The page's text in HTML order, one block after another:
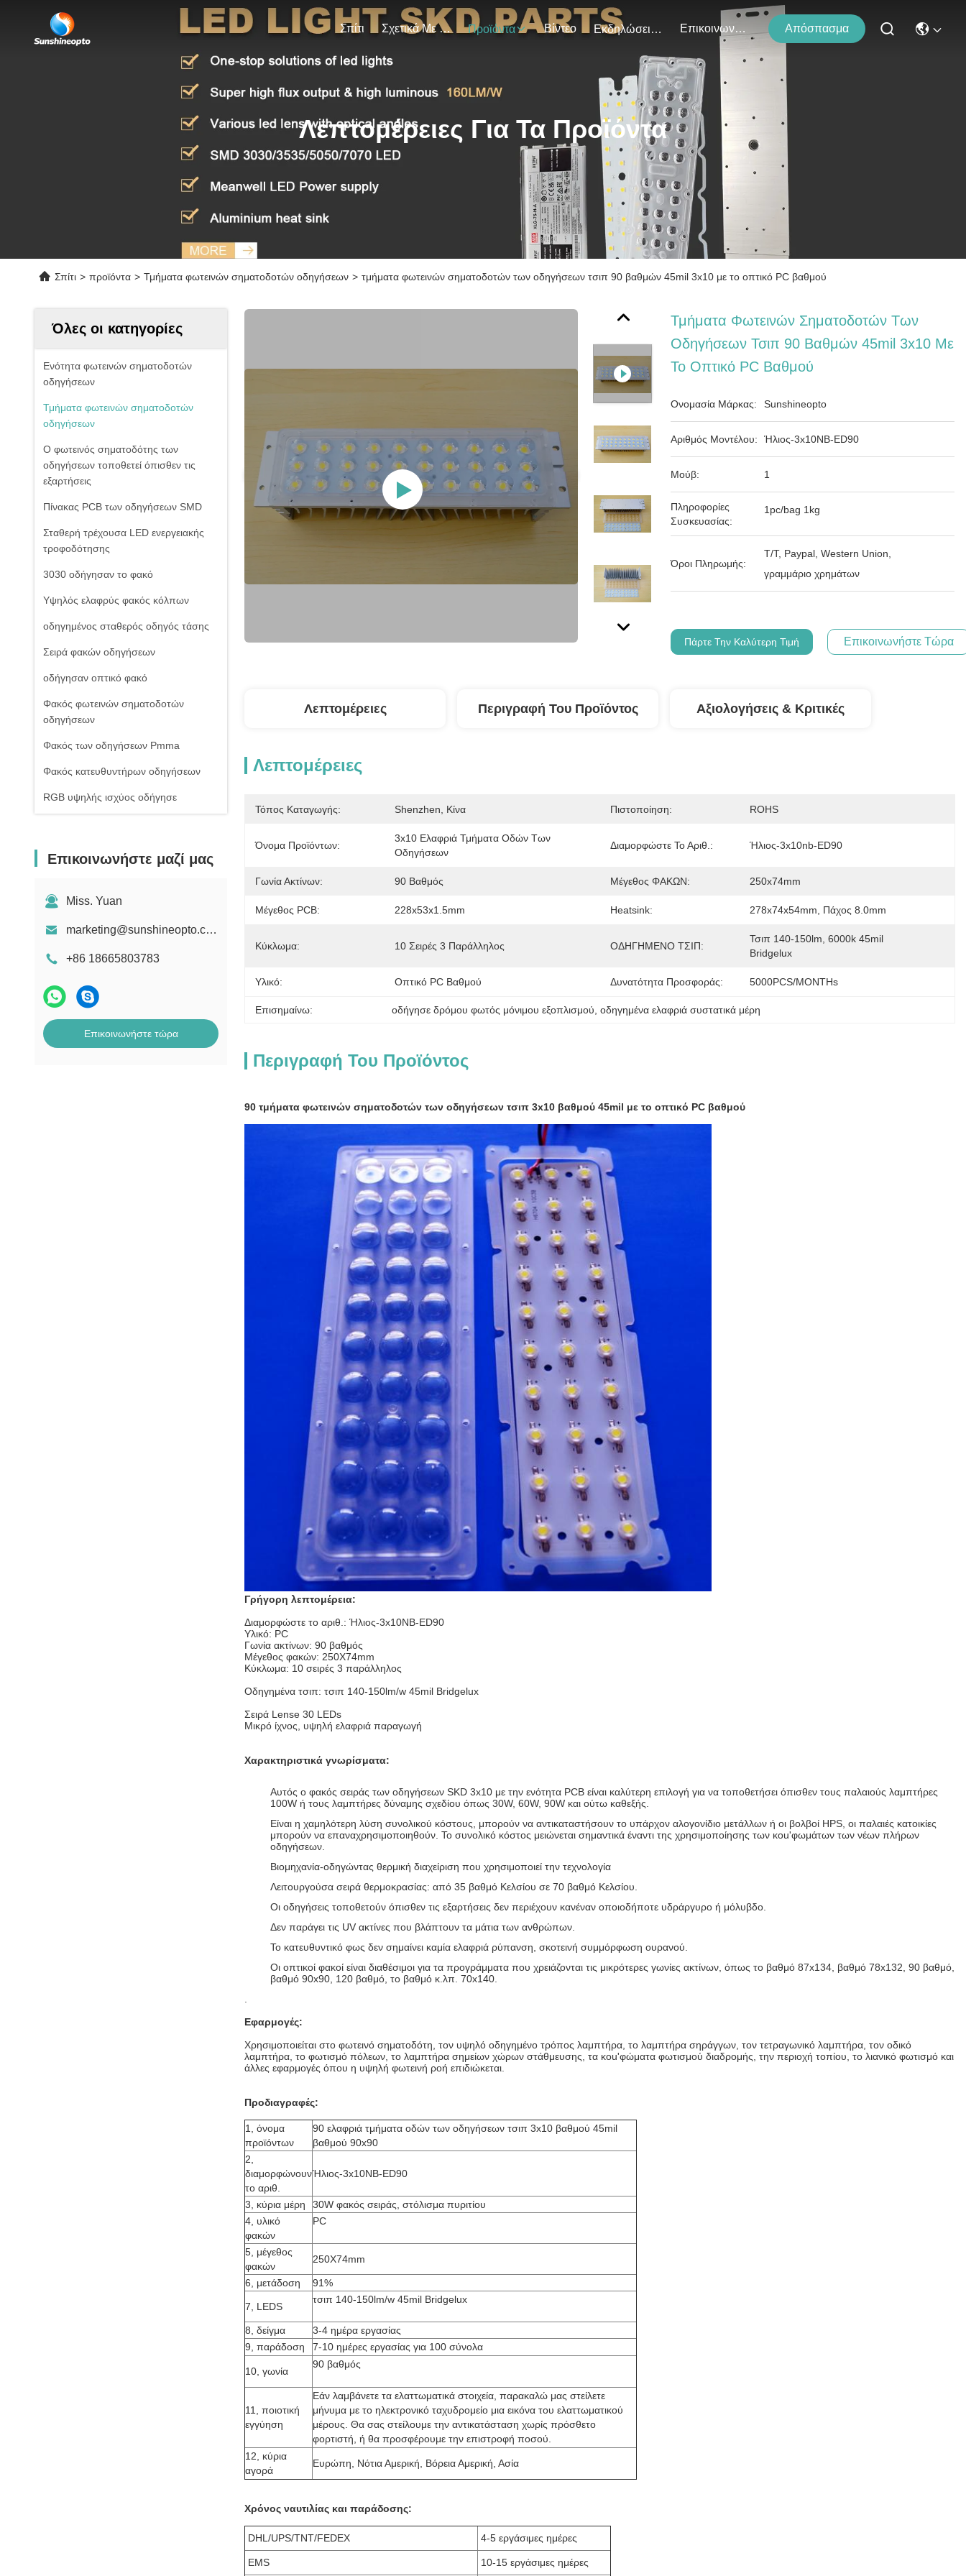
Σπίτι Σχετικά Με Εμάς Προϊόντα Βίντεο Εκδηλώσεις Επικοινωνήστε Μαζί Μας Απόσπασμα
Λεπτομέρειες Για Τα Προϊόντα
Σπίτι > προϊόντα > Τμήματα φωτεινών σηματοδοτών οδηγήσεων > τμήματα φωτεινών σηματοδοτών των οδηγήσεων τσιπ 90 βαθμών 45mil 3x10 με το οπτικό PC βαθμού
Όλες οι κατηγορίες
Ενότητα φωτεινών σηματοδοτών
οδηγήσεων
Τμήματα φωτεινών σηματοδοτών
οδηγήσεων
Ο φωτεινός σηματοδότης των
οδηγήσεων τοποθετεί όπισθεν τις
εξαρτήσεις
Πίνακας PCB των οδηγήσεων SMD
Σταθερή τρέχουσα LED ενεργειακής
τροφοδότησης
3030 οδήγησαν το φακό
Υψηλός ελαφρύς φακός κόλπων
οδηγημένος σταθερός οδηγός τάσης
Σειρά φακών οδηγήσεων
οδήγησαν οπτικό φακό
Φακός φωτεινών σηματοδοτών
οδηγήσεων
Φακός των οδηγήσεων Pmma
Φακός κατευθυντήρων οδηγήσεων
RGB υψηλής ισχύος οδήγησε
δύναμης
Επικοινωνήστε μαζί μας
Miss. Yuan
marketing@sunshineopto.com
+86 18665803783
Επικοινωνήστε τώρα
Τμήματα Φωτεινών Σηματοδοτών Των
Οδηγήσεων Τσιπ 90 Βαθμών 45mil 3x10 Με
Το Οπτικό PC Βαθμού
Ονομασία Μάρκας: Sunshineopto
Αριθμός Μοντέλου: Ήλιος-3x10NB-ED90
Μούβ: 1
Πληροφορίες
Συσκευασίας:
1pc/bag 1kg
Όροι Πληρωμής:
T/T, Paypal, Western Union,
γραμμάριο χρημάτων
Πάρτε Την Καλύτερη Τιμή Επικοινωνήστε Τώρα
Λεπτομέρειες Περιγραφή Του Προϊόντος Αξιολογήσεις & Κριτικές
Λεπτομέρειες
Τόπος Καταγωγής: Shenzhen, Κίνα Πιστοποίηση: ROHS
Όνομα Προϊόντων:
3x10 Ελαφριά Τμήματα Οδών Των
Οδηγήσεων
Διαμορφώστε Το Αριθ.: Ήλιος-3x10nb-ED90
Γωνία Ακτίνων: 90 Βαθμός Μέγεθος ΦΑΚΩΝ: 250x74mm
Μέγεθος PCB: 228x53x1.5mm Heatsink: 278x74x54mm, Πάχος 8.0mm
Κύκλωμα: 10 Σειρές 3 Παράλληλος ΟΔΗΓΗΜΕΝΟ ΤΣΙΠ:
Τσιπ 140-150lm, 6000k 45mil
Bridgelux
Υλικό: Οπτικό PC Βαθμού Δυνατότητα Προσφοράς: 5000PCS/MONTHs
Επισημαίνω: οδήγησε δρόμου φωτός μόνιμου εξοπλισμού οδηγημένα ελαφριά συστατικά μέρη
Περιγραφή Του Προϊόντος
90 τμήματα φωτεινών σηματοδοτών των οδηγήσεων τσιπ 3x10 βαθμού 45mil με το οπτικό PC βαθμού
Γρήγορη λεπτομέρεια:
Διαμορφώστε το αριθ.: Ήλιος-3x10NB-ED90
Υλικό: PC
Γωνία ακτίνων: 90 βαθμός
Μέγεθος φακών: 250X74mm
Κύκλωμα: 10 σειρές 3 παράλληλος
Οδηγημένα τσιπ: τσιπ 140-150lm/w 45mil Bridgelux
Σειρά Lense 30 LEDs
Μικρό ίχνος, υψηλή ελαφριά παραγωγή
Χαρακτηριστικά γνωρίσματα:
Αυτός ο φακός σειράς των οδηγήσεων SKD 3x10 με την ενότητα PCB είναι καλύτερη επιλογή για να τοποθετήσει όπισθεν τους παλαιούς λαμπτήρες
100W ή τους λαμπτήρες δύναμης σχεδίου όπως 30W, 60W, 90W και ούτω καθεξής.
Είναι η χαμηλότερη λύση συνολικού κόστους, μπορούν να αντικαταστήσουν το υπάρχον αλογονίδιο μετάλλων ή οι βολβοί HPS, οι παλαιές κατοικίες
μπορούν να επαναχρησιμοποιηθούν. Το συνολικό κόστος μειώνεται σημαντικά έναντι της χρησιμοποίησης των κοu'φωμάτων των νέων πλήρων
οδηγήσεων.
Βιομηχανία-οδηγώντας θερμική διαχείριση που χρησιμοποιεί την τεχνολογία
Λειτουργούσα σειρά θερμοκρασίας: από 35 βαθμό Κελσίου σε 70 βαθμό Κελσίου.
Οι οδηγήσεις τοποθετούν όπισθεν τις εξαρτήσεις δεν περιέχουν κανέναν οποιοδήποτε υδράργυρο ή μόλυβδο.
Δεν παράγει τις UV ακτίνες που βλάπτουν τα μάτια των ανθρώπων.
Το κατευθυντικό φως δεν σημαίνει καμία ελαφριά ρύπανση, σκοτεινή συμμόρφωση ουρανού.
Οι οπτικοί φακοί είναι διαθέσιμοι για τα προγράμματα που χρειάζονται τις μικρότερες γωνίες ακτίνων, όπως το βαθμό 87x134, βαθμό 78x132, 90 βαθμό,
βαθμό 90x90, 120 βαθμό, το βαθμό κ.λπ. 70x140.
Εφαρμογές:
Χρησιμοποιείται στο φωτεινό σηματοδότη, τον υψηλό οδηγημένο τρόπος λαμπτήρα, το λαμπτήρα σηράγγων, τον τετραγωνικό λαμπτήρα, τον οδικό
λαμπτήρα, το φωτισμό πόλεων, το λαμπτήρα σημείων χώρων στάθμευσης, τα κοu'φώματα φωτισμού διαδρομής, την περιοχή τοπίου, το λιανικό φωτισμό και
άλλες εφαρμογές όπου η υψηλή φωτεινή ροή επιδιώκεται.
Προδιαγραφές:
1, όνομα
προϊόντων
90 ελαφριά τμήματα οδών των οδηγήσεων τσιπ 3x10 βαθμού 45mil
βαθμού 90x90
2,
διαμορφώνουν
το αριθ.
Ήλιος-3x10NB-ED90
3, κύρια μέρη
30W φακός σειράς, στόλισμα πυριτίου
4, υλικό
φακών
PC
5, μέγεθος
φακών
250X74mm
6, μετάδοση 91%
7, LEDS
τσιπ 140-150lm/w 45mil Bridgelux
8, δείγμα
3-4 ημέρα εργασίας
9, παράδοση
7-10 ημέρες εργασίας για 100 σύνολα
10, γωνία
90 βαθμός
11, ποιοτική
εγγύηση
Εάν λαμβάνετε τα ελαττωματικά στοιχεία, παρακαλώ μας στείλετε
μήνυμα με το ηλεκτρονικό ταχυδρομείο μια εικόνα του ελαττωματικού
μέρους. Θα σας στείλουμε την αντικατάσταση χωρίς πρόσθετο
φορτιστή, ή θα προσφέρουμε την επιστροφή ποσού.
12, κύρια
αγορά
Ευρώπη, Νότια Αμερική, Βόρεια Αμερική, Ασία
Χρόνος ναυτιλίας και παράδοσης:
DHL/UPS/TNT/FEDEX 4-5 εργάσιμες ημέρες
EMS 10-15 εργάσιμες ημέρες